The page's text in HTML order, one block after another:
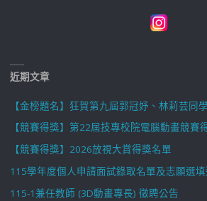
近期文章
【金榜題名】狂賀第九屆郭冠妤、林莉芸同
【競賽得獎】第22屆技專校院電腦動畫競賽
【競賽得獎】2026放視大賞得獎名單
115學年度個人申請面試錄取名單及志願選
115-1兼任教師 (3D動畫專長) 徵聘公告